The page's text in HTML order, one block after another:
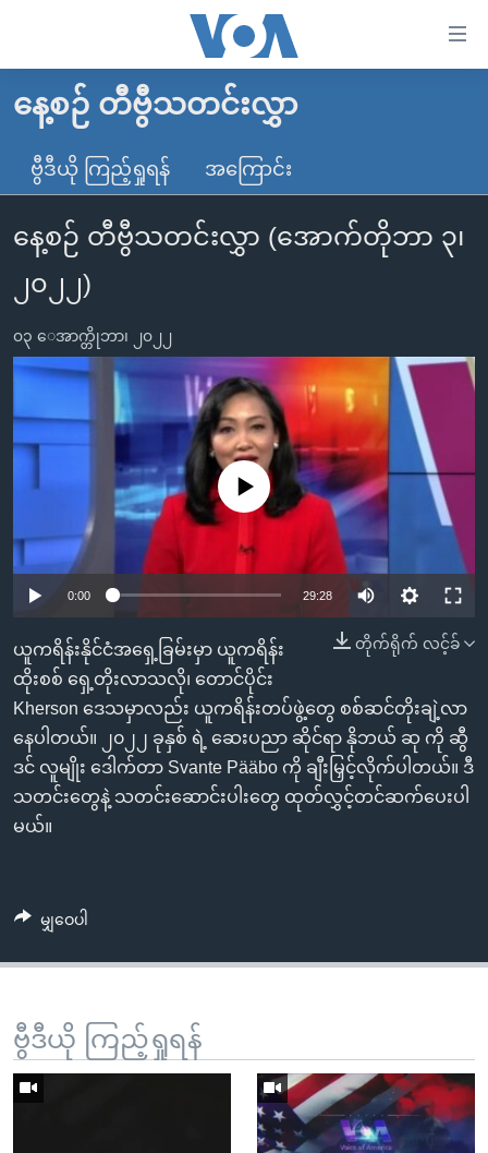
လွယ်ကူ
သည့်
များ
ပင်မ
သို့
ကျော်
စာမျက်နှာ
ကြည့်
ရန်
ရှာဖွေ
ရန်
နေရာ
သို့
ကျော်
မူလစာမျက်နှာ
မြန်မာ
ကမ္ဘာ့သတင်းများ
နိုင်ငံတကာ
အမေရိကန်
အစ္စရေး-ပါလက်စတိုင်း
ဗွီဒီယို
သတင်းလွတ်လပ်ခွင့်
ရပ်ဝန်းတခု လမ်းတခု အလွန်
အင်္ဂလိပ်စာလေ့လာမယ်
အမေရိကန်သုံးအီဒီယံ
မကြေးမုံရဲ့ အင်္ဂလိပ်စာ
ရုပ်ရှင်ထဲက အင်္ဂလိပ်စာ
သုတပဒေသာ အင်္ဂလိပ်စာ
အပတ်စဉ်ကဏ္ဍများ
ရေဒီယို
ရေဒီယိုနှင့်ရုပ်သံ အချက်အလက်များ
ရေဒီယို/တီဗွီအစီအစဉ်
Learning English
ဗွီအိုအေ လူမှုကွန်ယက်များ
ဘာသာစကားများ
နေ့စဉ် တီဗွီသတင်းလွှာ
ဗွီဒီယို ကြည့်ရှုရန် အကြောင်း
နေ့စဉ် တီဗွီသတင်းလွှာ (အောက်တိုဘာ ၃၊
၂၀၂၂)
၀၃ ေအာက္တိုဘာ၊ ၂၀၂၂
No media source currently available
0:00 29:28
တိုက်ရိုက် လင့်ခ်
ယူကရိန်းနိုင်ငံအရှေ့ခြမ်းမှာ ယူကရိန်း
ထိုးစစ် ရှေ့တိုးလာသလို၊ တောင်ပိုင်း
Kherson ဒေသမှာလည်း ယူကရိန်းတပ်ဖွဲ့တွေ စစ်ဆင်တိုးချဲ့လာ
နေပါတယ်။ ၂၀၂၂ ခုနှစ် ရဲ့ ဆေးပညာ ဆိုင်ရာ နိုဘယ် ဆု ကို ဆွီ
ဒင် လူမျိုး ဒေါက်တာ Svante Pääbo ကို ချီးမြှင့်လိုက်ပါတယ်။ ဒီ
သတင်းတွေနဲ့ သတင်းဆောင်းပါးတွေ ထုတ်လွှင့်တင်ဆက်ပေးပါ
မယ်။
မျှဝေပါ
ဗွီဒီယို ကြည့်ရှုရန်